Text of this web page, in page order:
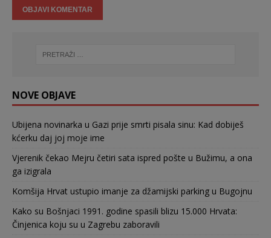
NOVE OBJAVE
Ubijena novinarka u Gazi prije smrti pisala sinu: Kad dobiješ
kćerku daj joj moje ime
Vjerenik čekao Mejru četiri sata ispred pošte u Bužimu, a ona
ga izigrala
Komšija Hrvat ustupio imanje za džamijski parking u Bugojnu
Kako su Bošnjaci 1991. godine spasili blizu 15.000 Hrvata:
Činjenica koju su u Zagrebu zaboravili